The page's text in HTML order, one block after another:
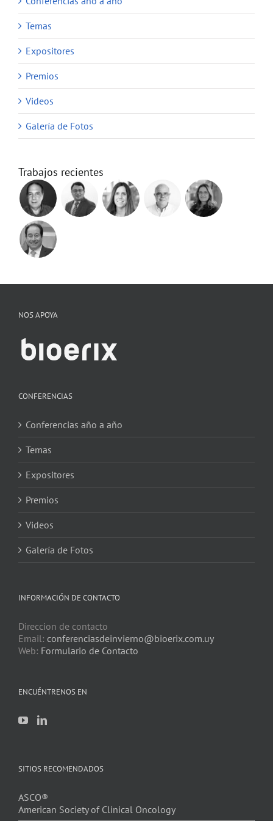
Temas
Expositores
Premios
Videos
Galería de Fotos
Trabajos recientes
NOS APOYA
CONFERENCIAS
Conferencias año a año
Temas
Expositores
Premios
Videos
Galería de Fotos
INFORMACIÓN DE CONTACTO
Direccion de contacto
Email: conferenciasdeinvierno@bioerix.com.uy
Web: Formulario de Contacto
ENCUÉNTRENOS EN
SITIOS RECOMENDADOS
ASCO®
American Society of Clinical Oncology